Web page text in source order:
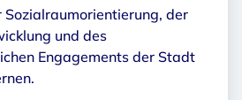
der
und des
Engagements der Stadt